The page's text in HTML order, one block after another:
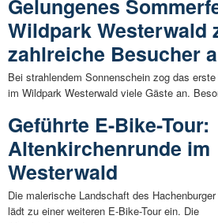
Gelungenes
Wildpark Westerwald
zahlreiche Besucher
Bei strahlendem Sonnenschein zog das
im Wildpark Westerwald viele Gäste an.
Geführte E-Bike-Tour:
Altenkirchenrunde im
Westerwald
Die malerische Landschaft des
lädt zu einer weiteren E-Bike-Tour ein. Die